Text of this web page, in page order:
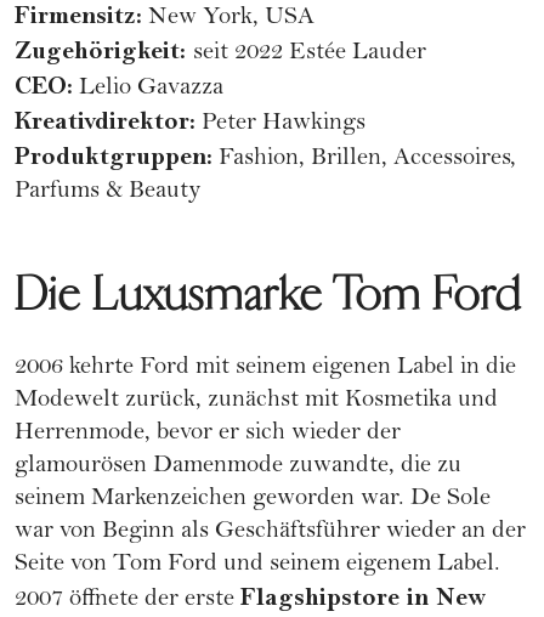
Firmensitz: New York, USA
Zugehörigkeit: seit 2022 Estée Lauder
CEO: Lelio Gavazza
Kreativdirektor: Peter Hawkings
Produktgruppen: Fashion, Brillen, Accessoires,
Parfums & Beauty
Die Luxusmarke Tom Ford
2006 kehrte Ford mit seinem eigenen Label in die
Modewelt zurück, zunächst mit Kosmetika und
Herrenmode, bevor er sich wieder der
glamourösen Damenmode zuwandte, die zu
seinem Markenzeichen geworden war. De Sole
war von Beginn als Geschäftsführer wieder an der
Seite von Tom Ford und seinem eigenem Label.
2007 öffnete der erste Flagshipstore in New